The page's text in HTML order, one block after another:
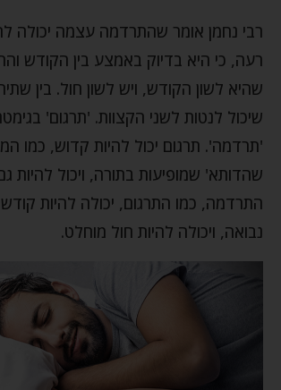
רבי נחמן אומר שהתרדמה עצמה יכולה
רעה, כי היא בדיוק באמצע בין הקודש
שהיא לשון הקודש, ויש לשון חול. בין
שיכול לנטות לשני הקצוות. 'תרגום'
'תרדמה'. תרגום יכול להיות קדוש, כמו
שהדותא' שמופיעות בתורה, ויכול להיות
התרדמה, כמו התרגום, יכולה להיות
נבואה, ויכולה להיות חול מוחלט.